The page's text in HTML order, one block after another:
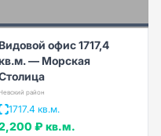
офис 1717,4
— Морская
район
1717.4 кв.м.
₽ кв.м.